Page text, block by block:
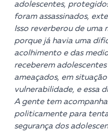
adolescentes,
foram assassinados,
Isso reverberou de uma
porque já havia uma
acolhimento e das
receberem
ameaçados, em
vulnerabilidade, e essa
A gente tem
politicamente para
segurança dos